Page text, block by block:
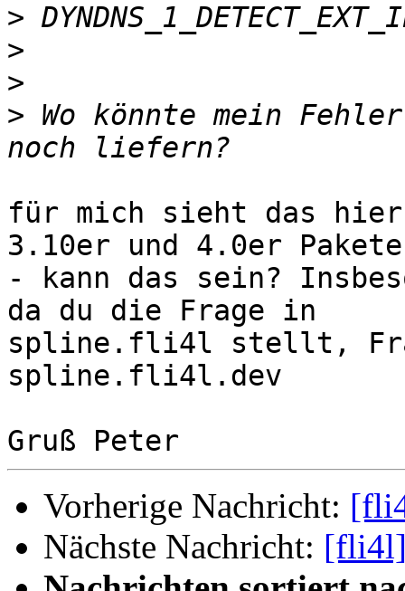
>
>
>
> Wo könnte mein
für mich sieht das hier
3.10er und 4.0er
- kann das sein?
da du die Frage in
spline.fli4l stellt,
spline.fli4l.dev
Vorherige Nachricht:
Nächste Nachricht: [fli4l]